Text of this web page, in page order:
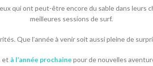
qui ont peut-être encore du sable dans leurs
meilleures sessions de surf.
Que l’année à venir soit aussi pleine de
et à l’année prochainepour de nouvelles